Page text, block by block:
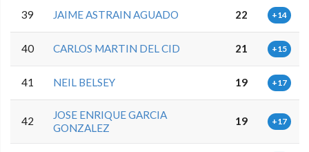
39 JAIME ASTRAIN AGUADO 22 +14
40 CARLOS MARTIN DEL CID 21 +15
41 NEIL BELSEY 19 +17
42
JOSE ENRIQUE GARCIA
GONZALEZ
19 +17